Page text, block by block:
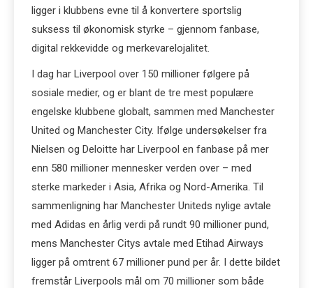
ligger i klubbens evne til å konvertere sportslig
suksess til økonomisk styrke – gjennom fanbase,
digital rekkevidde og merkevarelojalitet.
I dag har Liverpool over 150 millioner følgere på
sosiale medier, og er blant de tre mest populære
engelske klubbene globalt, sammen med Manchester
United og Manchester City. Ifølge undersøkelser fra
Nielsen og Deloitte har Liverpool en fanbase på mer
enn 580 millioner mennesker verden over – med
sterke markeder i Asia, Afrika og Nord-Amerika. Til
sammenligning har Manchester Uniteds nylige avtale
med Adidas en årlig verdi på rundt 90 millioner pund,
mens Manchester Citys avtale med Etihad Airways
ligger på omtrent 67 millioner pund per år. I dette bildet
fremstår Liverpools mål om 70 millioner som både